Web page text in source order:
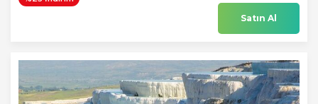
Satın Al